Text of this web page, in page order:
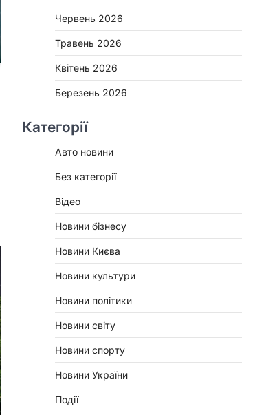
Червень 2026
Травень 2026
Квітень 2026
Березень 2026
Категорії
Авто новини
Без категорії
Відео
Новини бізнесу
Новини Києва
Новини культури
Новини політики
Новини світу
Новини спорту
Новини України
Події